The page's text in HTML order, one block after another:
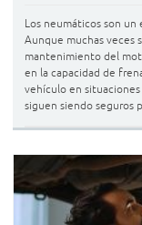
Los neumáticos son
Aunque muchas veces
mantenimiento del
en la capacidad de
vehículo en
siguen siendo seguros